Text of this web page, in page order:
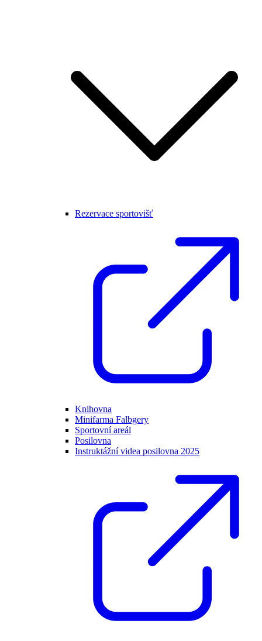
Rezervace sportovišť
Knihovna
Minifarma Falbgery
Sportovní areál
Posilovna
Instruktážní videa posilovna 2025